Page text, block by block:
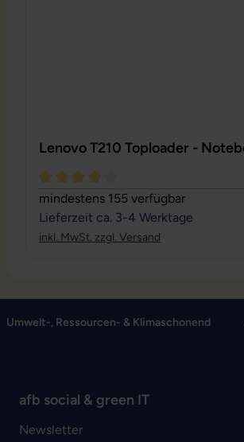
Lenovo T210 Toploader -
Durchschnittliche Bewertung von 4
mindestens 155 verfügbar
Lieferzeit ca. 3-4 Werktage
inkl. MwSt. zzgl. Versand
Umwelt-, Ressourcen- & Klimaschonend
afb social & green IT
Newsletter